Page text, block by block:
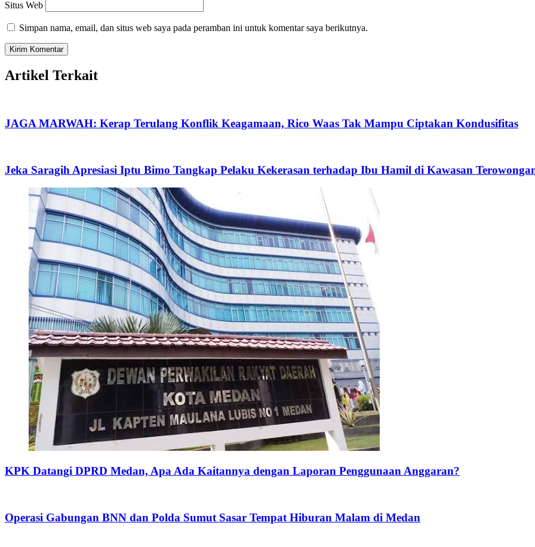
Situs Web
Simpan nama, email, dan situs web saya pada peramban ini untuk komentar saya berikutnya.
Artikel Terkait
JAGA MARWAH: Kerap Terulang Konflik Keagamaan, Rico Waas Tak Mampu Ciptakan Kondusifitas
Jeka Saragih Apresiasi Iptu Bimo Tangkap Pelaku Kekerasan terhadap Ibu Hamil di Kawasan
KPK Datangi DPRD Medan, Apa Ada Kaitannya dengan Laporan Penggunaan Anggaran?
Operasi Gabungan BNN dan Polda Sumut Sasar Tempat Hiburan Malam di Medan